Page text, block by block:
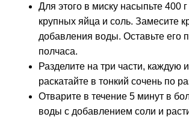
Для этого в миску насыпьте 400
крупных яйца и соль. Замесите
добавления воды. Оставьте его
полчаса.
Разделите на три части, каждую
раскатайте в тонкий сочень по
Отварите в течение 5 минут в
воды с добавлением соли и